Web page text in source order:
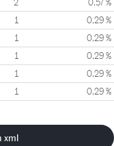
2 0,57 %
1 0,29 %
1 0,29 %
1 0,29 %
1 0,29 %
1 0,29 %
xml